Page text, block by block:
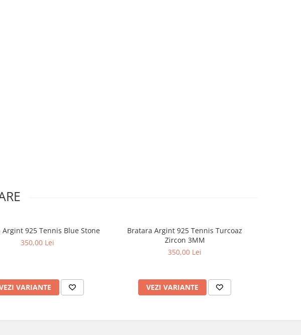
Argint 925 Tennis Blue Stone
350,00 Lei
VARIANTE
Bratara Argint 925 Tennis Turcoaz
Zircon 3MM
350,00 Lei
VEZI VARIANTE